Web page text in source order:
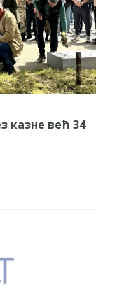
казне већ 34